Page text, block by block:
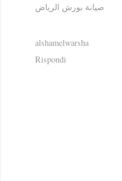
صيانة بورش الرياض
alshamelwarsha
Rispondi